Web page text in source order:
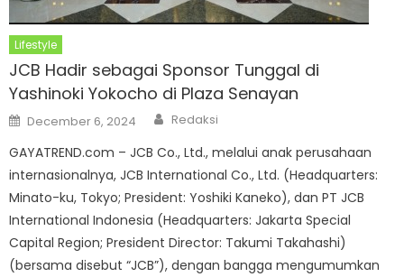
Lifestyle
JCB Hadir sebagai Sponsor Tunggal di
Yashinoki Yokocho di Plaza Senayan
Posted
on
December 6, 2024 Author
Redaksi
GAYATREND.com – JCB Co., Ltd., melalui anak perusahaan
internasionalnya, JCB International Co., Ltd. (Headquarters:
Minato-ku, Tokyo; President: Yoshiki Kaneko), dan PT JCB
International Indonesia (Headquarters: Jakarta Special
Capital Region; President Director: Takumi Takahashi)
(bersama disebut “JCB”), dengan bangga mengumumkan